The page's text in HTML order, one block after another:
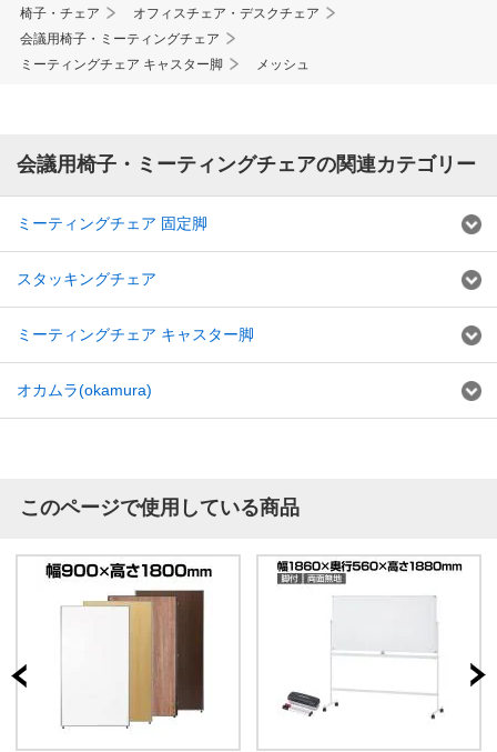
椅子・チェア
オフィスチェア・デスクチェア
会議用椅子・ミーティングチェア
ミーティングチェア キャスター脚
メッシュ
会議用椅子・ミーティングチェアの関連カテゴリー
ミーティングチェア 固定脚
スタッキングチェア
ミーティングチェア キャスター脚
オカムラ(okamura)
このページで使用している商品